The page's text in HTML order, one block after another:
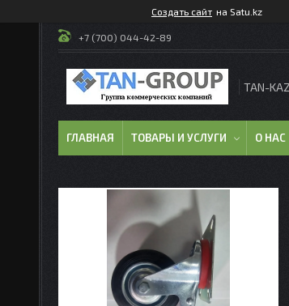
Создать сайт на Satu.kz
+7 (700) 044-42-89
TAN-
ГЛАВНАЯ ТОВАРЫ И УСЛУГИ О НАС